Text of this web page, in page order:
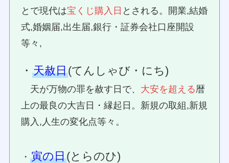
とで現代は宝くじ購入日 とされる。開業,結婚
式,婚姻届,出生届,銀行・証券会社口座開設
等々,
・天赦日(てんしゃび・にち)
天が万物の罪を赦す日で、 大安を超える暦
上の最良の大吉日・縁起日。新規の取組,新規
購入,人生の変化点等々。
・寅の日(とらのひ)